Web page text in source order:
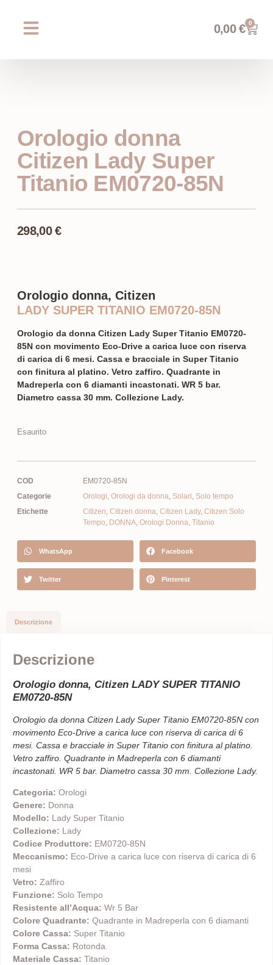
0,00€ 0
Orologio donna
Citizen Lady Super
Titanio EM0720-85N
298,00€
Orologio donna, Citizen
LADY SUPER TITANIO EM0720-85N
Orologio da donna Citizen Lady Super Titanio EM0720-
85N con movimento Eco-Drive a carica luce con riserva
di carica di 6 mesi. Cassa e bracciale in Super Titanio
con finitura al platino. Vetro zaffiro. Quadrante in
Madreperla con 6 diamanti incastonati. WR 5 bar.
Diametro cassa 30 mm. Collezione Lady.
Esaurito
COD
EM0720-85N
Categorie
Orologi, Orologi da donna, Solari, Solo tempo
Etichette
Citizen, Citizen donna, Citizen Lady, Citizen Solo
Tempo, DONNA, Orologi Donna, Titanio
WhatsApp Facebook
Twitter Pinterest
Descrizione
Descrizione
Orologio donna, Citizen LADY SUPER TITANIO
EM0720-85N
Orologio da donna Citizen Lady Super Titanio EM0720-85N con
movimento Eco-Drive a carica luce con riserva di carica di 6
mesi. Cassa e bracciale in Super Titanio con finitura al platino.
Vetro zaffiro. Quadrante in Madreperla con 6 diamanti
incastonati. WR 5 bar. Diametro cassa 30 mm. Collezione Lady.
Categoria: Orologi
Genere: Donna
Modello: Lady Super Titanio
Collezione: Lady
Codice Produttore: EM0720-85N
Meccanismo: Eco-Drive a carica luce con riserva di carica di 6
mesi
Vetro: Zaffiro
Funzione: Solo Tempo
Resistente all’Acqua: Wr 5 Bar
Colore Quadrante: Quadrante in Madreperla con 6 diamanti
Colore Cassa: Super Titanio
Forma Cassa: Rotonda
Materiale Cassa: Titanio